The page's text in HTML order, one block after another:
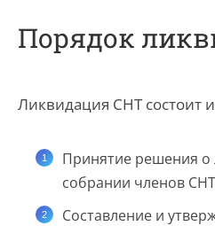
Порядок
Ликвидация СНТ состоит
Принятие решения о
собрании членов
Составление и